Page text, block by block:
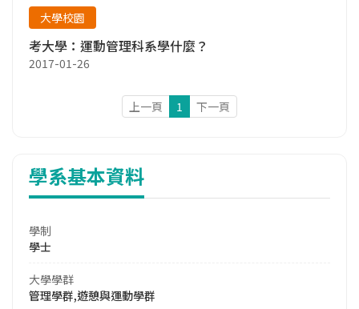
大學校園
考大學：運動管理科系學什麼？
2017-01-26
上一頁 1 下一頁
學系基本資料
學制
學士
大學學群
管理學群,遊憩與運動學群